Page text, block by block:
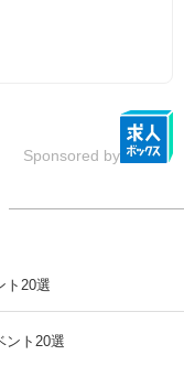
Sponsored by
ト20選
ント20選